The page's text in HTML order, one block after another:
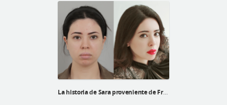
La historia de Sara proveniente de Francia